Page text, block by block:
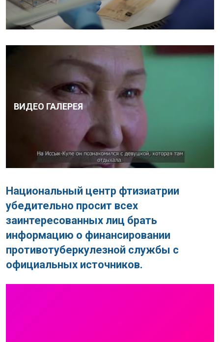
ВИДЕО ГАЛЕРЕЯ
Национальный центр фтизиатрии
убедительно просит всех
заинтересованных лиц брать
информацию о финансировании
противотуберкулезной службы с
официальных источников.